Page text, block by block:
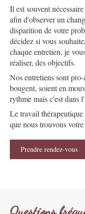
Il est souvent
afin d'observer un
disparition de votre
décidez si vous
chaque entretien, je
réaliser, des objectifs.
Nos entretiens sont
bougent, soient en
rythme mais c'est dans
Le travail
que nous trouvons
Prendre rendez-vous
Questions